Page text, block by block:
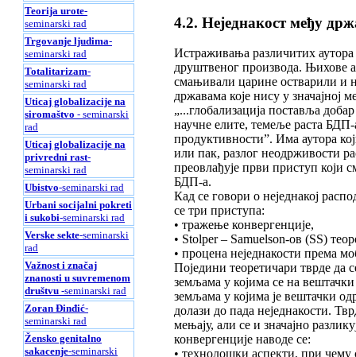
Teorija urote-
seminarski rad
Trgovanje ljudima-
seminarski rad
Totalitarizam-
seminarski rad
Uticaj globalizacije na
siromaštvo - seminarski
rad
Uticaj globalizacije na
privredni rast-
seminarski rad
Ubistvo-seminarski rad
Urbani socijalni pokreti
i sukobi-seminarski rad
Verske sekte-seminarski
rad
Važnost i značaj
znanosti u suvremenom
društvu -seminarski rad
Zoran Đinđić-
seminarski rad
Žensko genitalno
sakacenje-seminarski
4.2. Неједнакост међу
Истраживања различитих аутора
друштвеног производа. Њихове
смањивали царине остварили и
државама које нису у
„...глобализација поставља
научне елите, темеље раста
продуктивности”. Има аутора
или пак, разлог неодрживости
преовлађује први приступ који
БДП-а.
Кад се говори о неједнакој
се три приступа:
• тражење конвергенције,
• Stolper – Samuelson-ов (SS)
• процена неједнакости према
Поједини теоретичари тврде да
земљама у којима се на
земљама у којима је вештачки
долази до пада неједнакости.
мењају, али се и значајно
конвергенције наводе се:
• технолошки аспекти, при чему